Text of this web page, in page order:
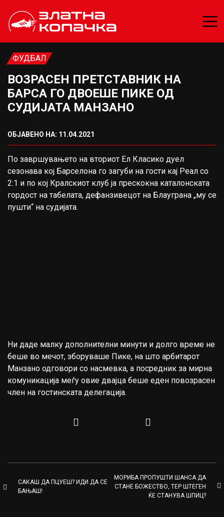
ФУДБАЛ
ВОЗРАСЕН ПРЕТСТАВНИК НА
БАРСА ГО ДВОЕШЕ ПИКЕ ОД
СУДИЈАТА МАНЗАНО
ОБЈАВЕНО НА: 11.04.2021
По завршувањето на вториот Ел Класико дуел
сезонава кој Барселона го загуби на гости кај Реал со
2:1 и по кој Кралскиот клуб ја прескокна каталонската
гордост на табелата, дефанзивецот на Блауграна „му се
пушти“ на судијата.
Ни даде малку дополнителни минути и долго време не
беше во мечот, зборуваше Пике, на што арбитарот
Манзано одговори со насмевка, а посредник за мирна
комуникација меѓу овие двајца беше еден повозрасен
член на гостинската делегација.
САКАШ ДА ПЦУЕШ? ИДИ ДА СЕ
БАЊАШ!
МОРИБА ПРОПУШТИ ШАНСА ДА
СТАНЕ БОЖЕСТВО, ТЕР ШТЕГЕН
ЌЕ СТАНУВА ШПИЦ?